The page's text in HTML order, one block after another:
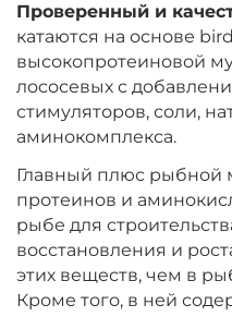
Вкус:
‍899‍
Диаметр:
Вкус:
‍899‍
Проверенный и
катаются на основе
высокопротеиновой
лососевых с
стимуляторов, соли,
аминокомплекса.
Главный плюс рыбной
протеинов и
рыбе для
восстановления и
этих веществ, чем в
Кроме того, в ней